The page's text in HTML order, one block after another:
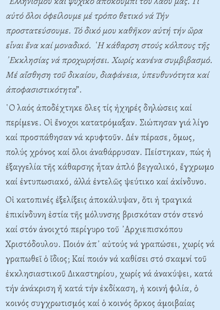
αὐτό ὅλοι ὀφείλουμε μέ τρόπο θετικό νά Τήν
προστατεύσουμε. Τό δικό μου καθῆκον αὐτή τήν ὥρα
εἶναι ἕνα καί μοναδικό. ῾Η κάθαρση στούς κόλπους τῆς
᾿Εκκλησίας νά προχωρήσει. Χωρίς κανένα συμβιβασμό.
Μέ αἴσθηση τοῦ δικαίου, διαφάνεια, ὑπευθυνότητα καί
ἀποφασιστικότητα”.
῾Ο λαός ἀποδέχτηκε ὅλες τίς ἠχηρές δηλώσεις καί
περίμενε. Οἱ ἔνοχοι κατατρόμαξαν. Σιώπησαν γιά λίγο
καί προσπάθησαν νά κρυφτοῦν. Δέν πέρασε, ὅμως,
πολύς χρόνος καί ὅλοι ἀναθάρρυσαν. Πείστηκαν, πώς ἡ
ἐξαγγελία τῆς κάθαρσης ἦταν ἁπλό βεγγαλικό, ἔγχρωμο
καί ἐντυπωσιακό, ἀλλά ἐντελῶς ψεύτικο καί ἀκίνδυνο.
Οἱ κατοπινές ἐξελίξεις ἀποκάλυψαν, ὅτι ἡ τραγικά
ἐπικίνδυνη ἑστία τῆς μόλυνσης βρισκόταν στόν στενό
καί στόν ἀνοιχτό περίγυρο τοῦ ᾿Αρχιεπισκόπου
Χριστόδουλου. Ποιόν ἀπ᾿ αὐτούς νά γραπώσει, χωρίς νά
γραπωθεῖ ὁ ἴδιος; Καί ποιόν νά καθίσει στό σκαμνί τοῦ
ἐκκλησιαστικοῦ Δικαστηρίου, χωρίς νά ἀνακύψει, κατά
τήν ἀνάκριση ἤ κατά τήν ἐκδίκαση, ἡ κοινή φιλία, ὁ
κοινός συγχρωτισμός καί ὁ κοινός ὅρκος ἀμοιβαίας